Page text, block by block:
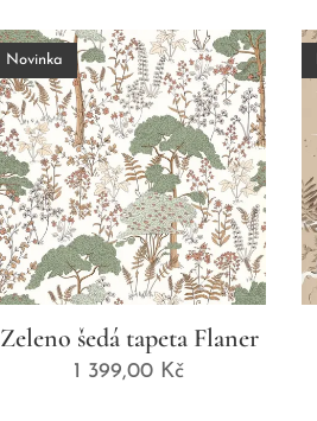
Zeleno šedá tapeta Flaner
Novinka
1 399,00 Kč